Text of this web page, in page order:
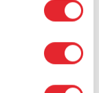
respons